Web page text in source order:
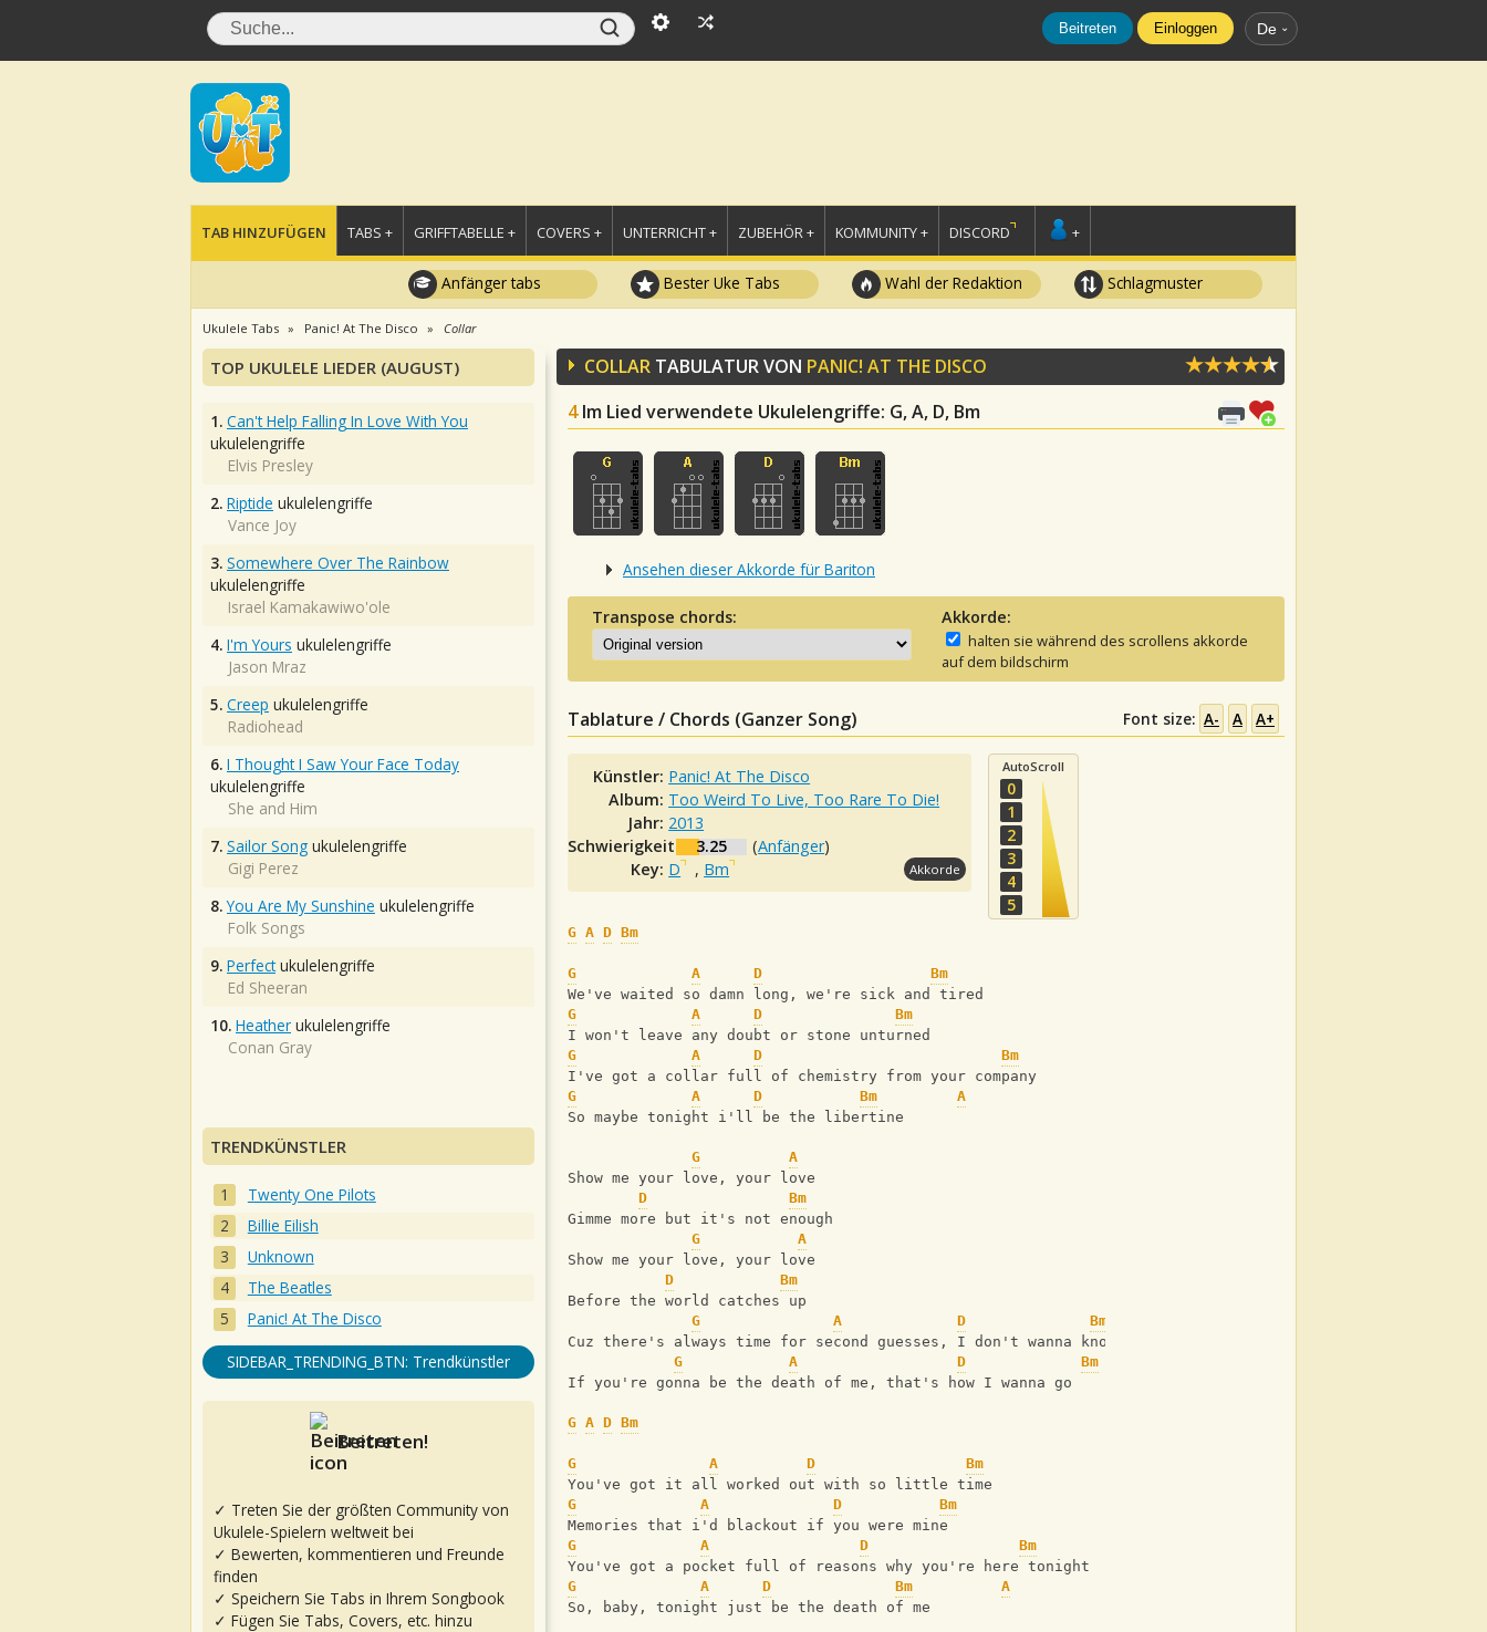
Beitreten Einloggen De
TAB HINZUFÜGEN TABS + GRIFFTABELLE + COVERS + UNTERRICHT + ZUBEHÖR + KOMMUNITY + DISCORD +
Anfänger tabs Bester Uke Tabs Wahl der Redaktion Schlagmuster
Ukulele Tabs Panic! At The Disco Collar
COLLAR TABULATUR VON PANIC! AT THE DISCO
4 Im Lied verwendete Ukulelengriffe: G, A, D, Bm
Ansehen dieser Akkorde für Bariton
Transpose chords: Akkorde:
halten sie während des scrollens akkorde
auf dem bildschirm
Tablature / Chords (Ganzer Song) Font size: A- A A+
Künstler: Panic! At The Disco
Album: Too Weird To Live, Too Rare To Die!
Jahr: 2013
Schwierigkeit:
3.25 (Anfänger)
Key: D , Bm Akkorde
AutoScroll
0
1
2
3
4
5
G A D Bm
G A D
Bm
We've waited so damn long, we're sick and tired
G
A D
Bm
I won't leave any doubt or stone unturned
G
A D
Bm
I've got a collar full of chemistry from your company
G
A D Bm
A
So maybe tonight i'll be the libertine
G
A
Show me your love, your love
D
Bm
Gimme more but it's not enough
G
A
Show me your love, your love
D
Bm
Before the world catches up
G
A D
Bm
Cuz there's always time for second guesses, I don't wanna know
G
A D
Bm
If you're gonna be the death of me, that's how I wanna go
G A D Bm
G A D
Bm
You've got it all worked out with so little time
G
A D
Bm
Memories that i'd blackout if you were mine
G
A D
Bm
You've got a pocket full of reasons why you're here tonight
G
A D Bm
A
So, baby, tonight just be the death of me
TOP UKULELE LIEDER (AUGUST)
1. Can't Help Falling In Love With You
ukulelengriffe
Elvis Presley
2. Riptide ukulelengriffe
Vance Joy
3. Somewhere Over The Rainbow
ukulelengriffe
Israel Kamakawiwo'ole
4. I'm Yours ukulelengriffe
Jason Mraz
5. Creep ukulelengriffe
Radiohead
6. I Thought I Saw Your Face Today
ukulelengriffe
She and Him
7. Sailor Song ukulelengriffe
Gigi Perez
8. You Are My Sunshine ukulelengriffe
Folk Songs
9. Perfectukulelengriffe
Ed Sheeran
10. Heather ukulelengriffe
Conan Gray
TRENDKÜNSTLER
Twenty One Pilots
Billie Eilish
Unknown
The Beatles
Panic! At The Disco
SIDEBAR_TRENDING_BTN: Trendkünstler
Beitreten!
✓ Treten Sie der größten Community von
Ukulele-Spielern weltweit bei
✓ Bewerten, kommentieren und Freunde
finden
✓ Speichern Sie Tabs in Ihrem Songbook
✓ Fügen Sie Tabs, Covers, etc. hinzu